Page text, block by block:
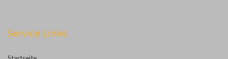
Service Links